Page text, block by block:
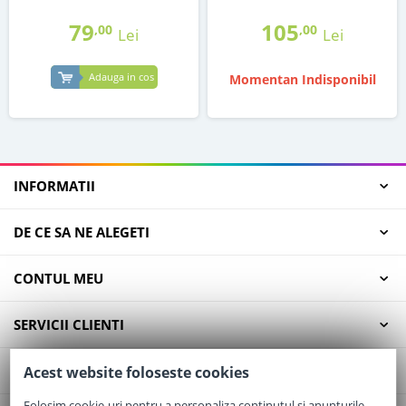
79,00 Lei
Adauga in cos
105,00 Lei
Momentan Indisponibil
INFORMATII
DE CE SA NE ALEGETI
CONTUL MEU
SERVICII CLIENTI
CONTACT
Acest website foloseste cookies